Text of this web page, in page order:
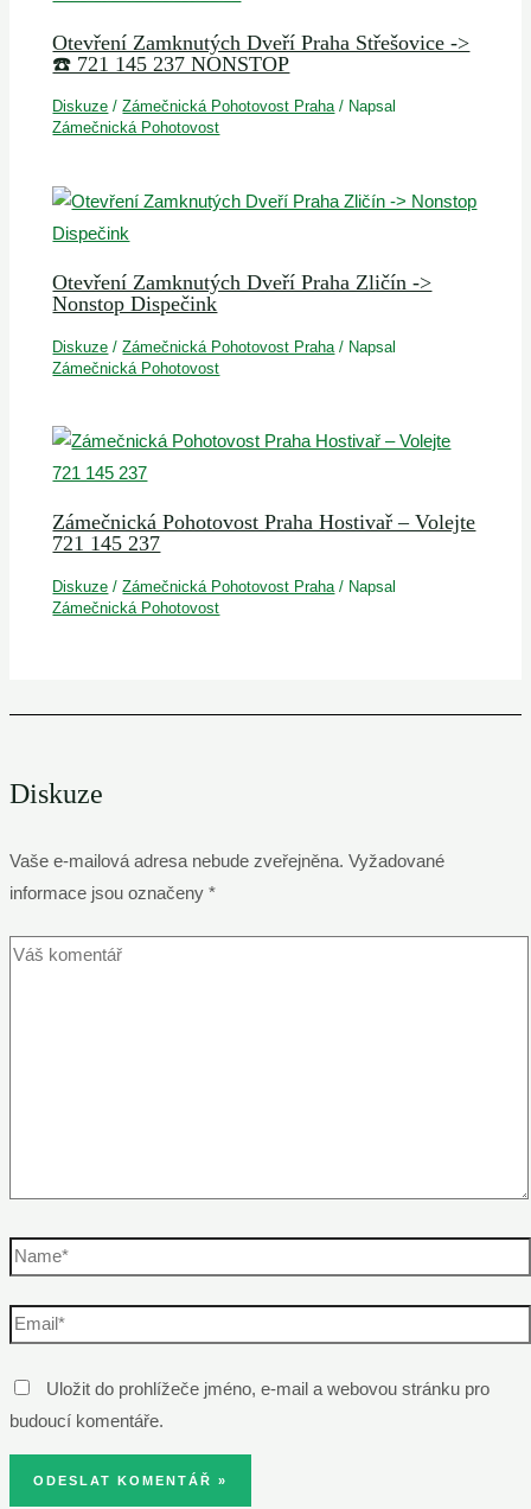
Otevření Zamknutých Dveří Praha Střešovice ->
☎️ 721 145 237 NONSTOP
Diskuze /Zámečnická Pohotovost Praha/ Napsal
Zámečnická Pohotovost
Otevření Zamknutých Dveří Praha Zličín ->
Nonstop Dispečink
Diskuze /Zámečnická Pohotovost Praha / Napsal
Zámečnická Pohotovost
Zámečnická Pohotovost Praha Hostivař – Volejte
721 145 237
Diskuze /Zámečnická Pohotovost Praha / Napsal
Zámečnická Pohotovost
Diskuze
Vaše e-mailová adresa nebude zveřejněna. Vyžadované
informace jsou označeny *
Váš
Name*
Email*
Uložit do prohlížeče jméno, e-mail a webovou stránku pro
budoucí komentáře.